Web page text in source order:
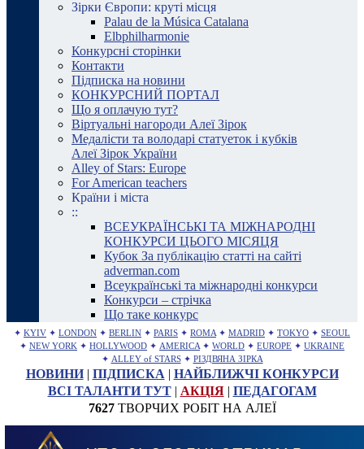
Зірки Європи: круті місця
Palau de la Música Catalana
Elbphilharmonie
Конкурсні сторінки
Контакти
Підписка на новини
КОНКУРСНИЙ ПОРТАЛ
Що я оплачую тут?
Віртуальні нагороди Алеї Зірок
Медалісти та володарі статуеток і кубків
Алеї Зірок України
Alley of Stars: Europe
For American teachers
Країни і міста
::
ВСЕУКРАЇНСЬКІ ТА МІЖНАРОДНІ
КОНКУРСИ ЦЬОГО МІСЯЦЯ
Кубок За публікацію статті на сайті
adverman.com
Всеукраїнські та міжнародні конкурси
Конкурси – стрічка
Що таке конкурс
✦ KYIV ✦ LONDON ✦ BERLIN ✦ PARIS ✦ ROMA ✦ MADRID ✦ TOKYO ✦ SEOUL
✦ NEW YORK ✦ HOLLYWOOD ✦ AMERICA ✦ WORLD ✦ EUROPE ✦ UKRAINE
✦ ALLEY of STARS ✦ РІЗДВЯНА ЗІРКА
НОВИНИ| ПІДПИСКА | НАЙБЛИЖЧІ КОНКУРСИ
ВСІ ТАЛАНТИ ТУТ| АКЦІЯ| ПЕДАГОГАМ
7627ТВОРЧИХ РОБІТ НА АЛЕЇ